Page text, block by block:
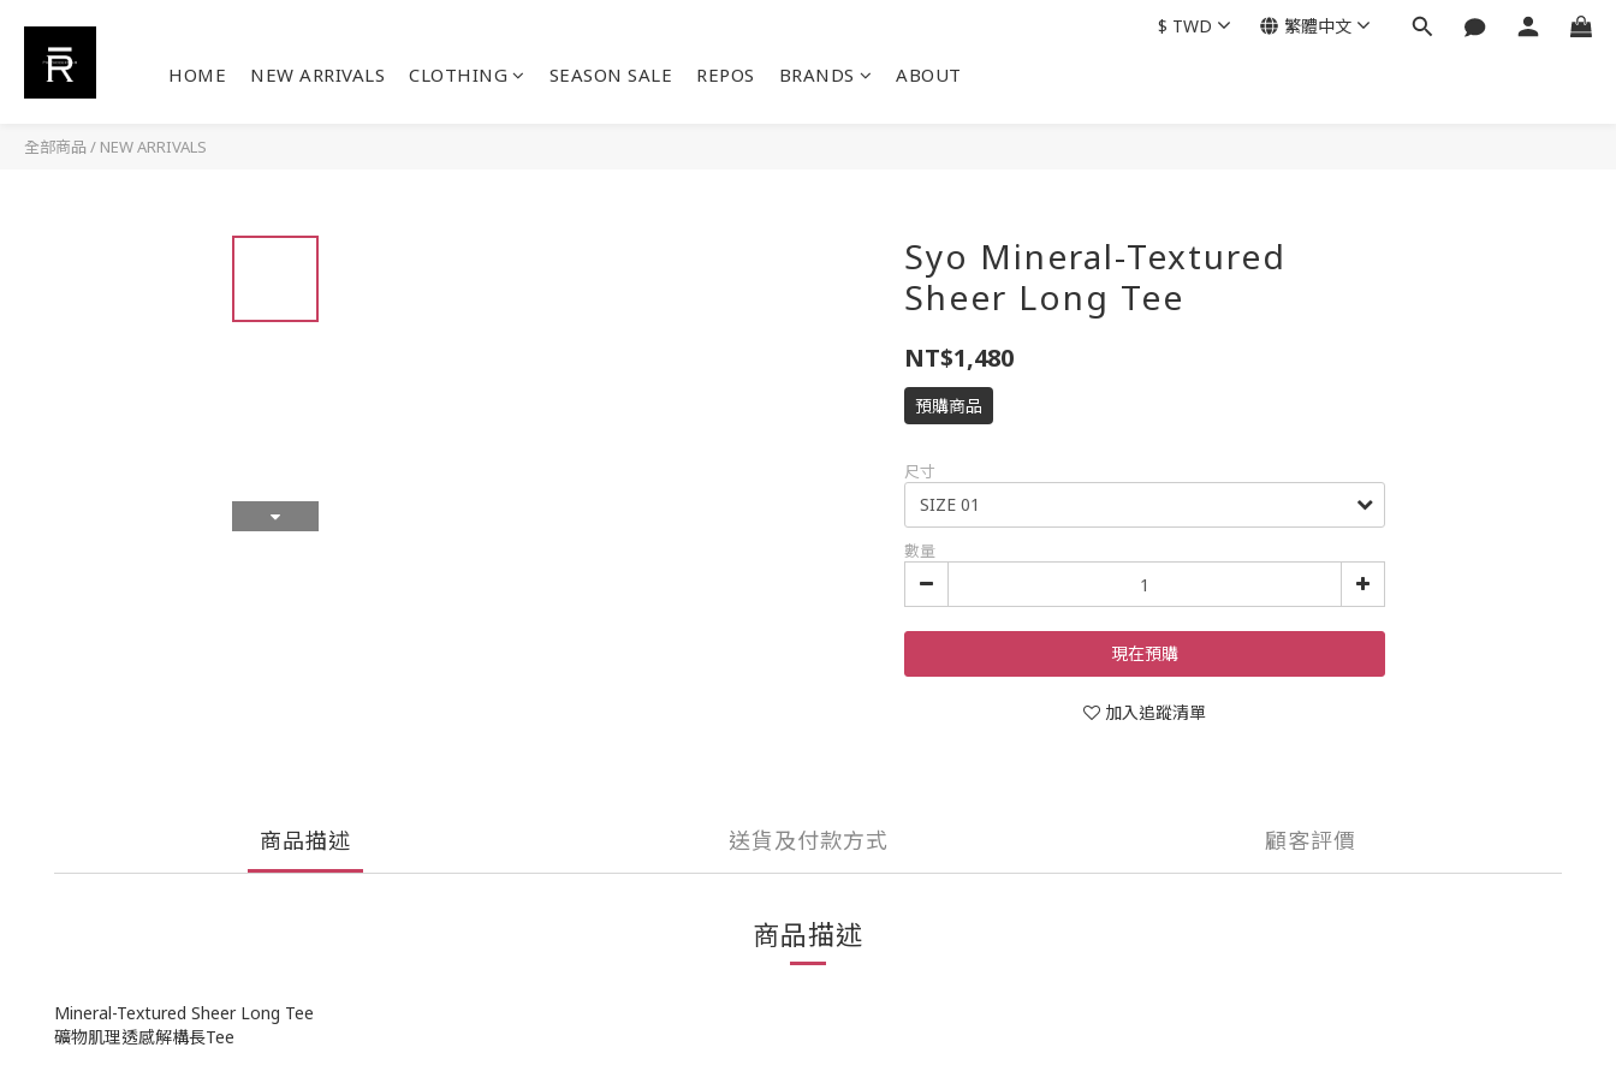
HOME NEW ARRIVALS CLOTHING SEASON SALE REPOS BRANDS ABOUT
$ TWD 繁體中文
全部商品 / NEW ARRIVALS
Syo Mineral-Textured
Sheer Long Tee
NT$1,480
預購商品
尺寸
數量
現在預購
加入追蹤清單
商品描述 送貨及付款方式 顧客評價
商品描述
Mineral-Textured Sheer Long Tee
礦物肌理透感解構長Tee